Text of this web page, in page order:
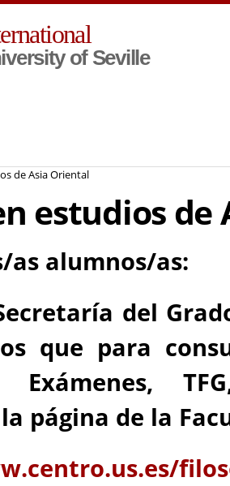
of Seville
de Asia Oriental
estudios de
as alumnos/as:
del
que para
Exámenes,
página de la